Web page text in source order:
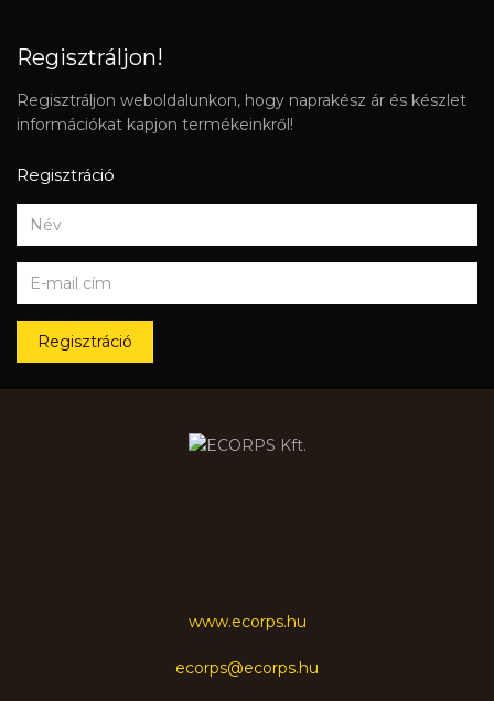
Regisztráljon!
Regisztráljon weboldalunkon, hogy naprakész ár és készlet
információkat kapjon termékeinkről!
Regisztráció
Regisztráció
www.ecorps.hu
ecorps@ecorps.hu